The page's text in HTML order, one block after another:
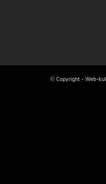
© Copyright - Web-